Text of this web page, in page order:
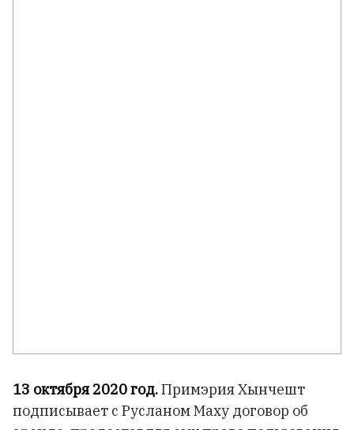
13 октября 2020 год.Примэрия Хынчешт
подписывает с Русланом Маху договор об